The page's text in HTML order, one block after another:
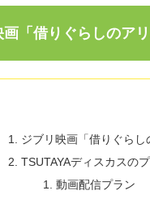
画「借りぐらしのア
ジブリ映画「借りぐらし
TSUTAYAディスカスの
動画配信プラン